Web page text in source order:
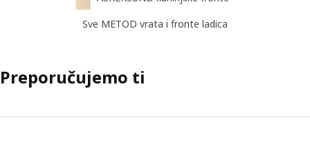
Sve METOD vrata i fronte ladica
Preporučujemo ti